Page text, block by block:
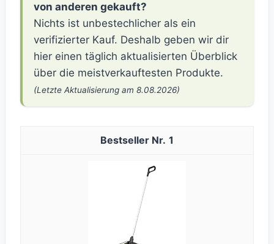
von anderen gekauft?
Nichts ist unbestechlicher als ein
verifizierter Kauf. Deshalb geben wir dir
hier einen täglich aktualisierten Überblick
über die meistverkauftesten Produkte.
(Letzte Aktualisierung am 8.08.2026)
1